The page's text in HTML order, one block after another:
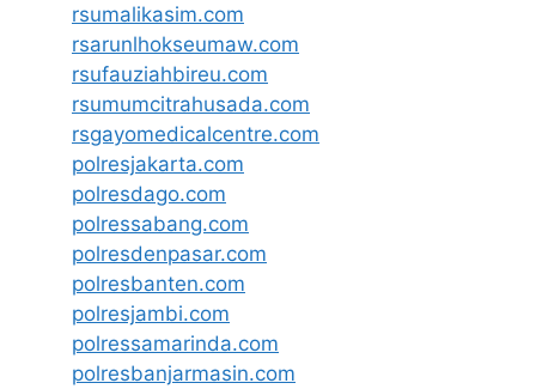
rsumalikasim.com
rsarunlhokseumaw.com
rsufauziahbireu.com
rsumumcitrahusada.com
rsgayomedicalcentre.com
polresjakarta.com
polresdago.com
polressabang.com
polresdenpasar.com
polresbanten.com
polresjambi.com
polressamarinda.com
polresbanjarmasin.com